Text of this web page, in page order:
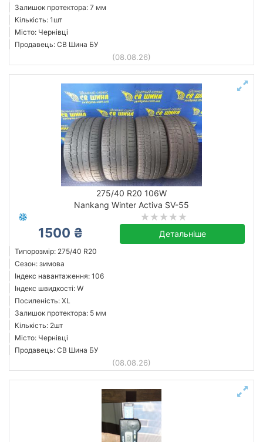
Залишок протектора: 7 мм
Кількість: 1шт
Місто: Чернівці
Продавець: СВ Шина БУ
(08.08.26)
275/40 R20 106W
Nankang Winter Activa SV-55
1500 ₴ Детальніше
Типорозмір: 275/40 R20
Сезон: зимова
Індекс навантаження: 106
Індекс швидкості: W
Посиленість: XL
Залишок протектора: 5 мм
Кількість: 2шт
Місто: Чернівці
Продавець: СВ Шина БУ
(08.08.26)